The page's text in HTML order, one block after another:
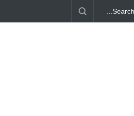
در روز
از سیاست‌های
«محاصره و نقض
سمت تسلیم سوق